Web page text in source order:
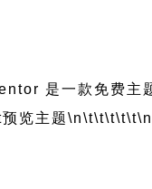
是一款免费主
预览主题\n\t\t\t\t\t